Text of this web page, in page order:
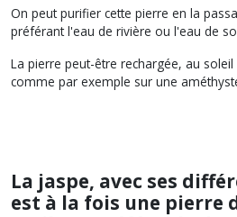
On peut purifier cette pierre en la
préférant l'eau de rivière ou l'eau de
La pierre peut-être rechargée, au
comme par exemple sur une
La jaspe, avec ses
est à la fois une pierre